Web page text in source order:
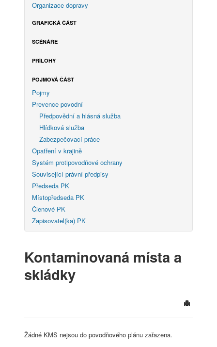
Organizace dopravy
GRAFICKÁ ČÁST
SCÉNÁŘE
PŘÍLOHY
POJMOVÁ ČÁST
Pojmy
Prevence povodní
Předpovědní a hlásná služba
Hlídková služba
Zabezpečovací práce
Opatření v krajině
Systém protipovodňové ochrany
Související právní předpisy
Předseda PK
Místopředseda PK
Členové PK
Zapisovatel(ka) PK
Kontaminovaná místa a
skládky
Žádné KMS nejsou do povodňového plánu zařazena.